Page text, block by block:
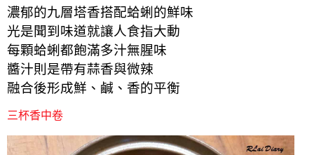
濃郁的九層塔香搭配蛤蜊的鮮味
光是聞到味道就讓人食指大動
每顆蛤蜊都飽滿多汁無腥味
醬汁則是帶有蒜香與微辣
融合後形成鮮、鹹、香的平衡
三杯香中卷